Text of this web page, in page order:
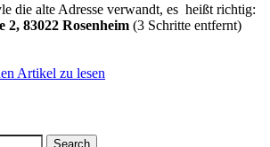
die alte Adresse verwandt, es heißt richtig:
83022 Rosenheim (3 Schritte entfernt)
Artikel zu lesen
Search